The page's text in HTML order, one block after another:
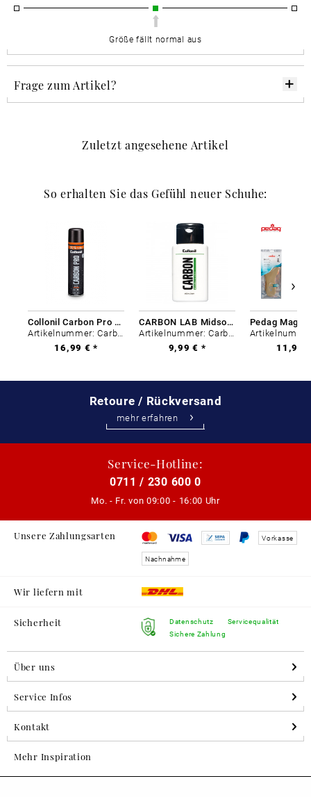
Größe fällt normal aus
Frage zum Artikel?
Zuletzt angesehene Artikel
So erhalten Sie das Gefühl neuer Schuhe:
Collonil Carbon Pro 400 ml
Artikelnummer: Carbon-0
16,99 € *
CARBON LAB Midsole Cleaner
Artikelnummer: Carbon-0
9,99 € *
11,99
Retoure / Rückversand
mehr erfahren
Service-Hotline:
0711 / 230 600 0
Mo. - Fr. von 09:00 - 16:00 Uhr
Unsere Zahlungsarten Vorkasse
Nachnahme
Wir liefern mit
Sicherheit
Datenschutz
Sichere Zahlung
Servicequalität
Über uns
Service Infos
Kontakt
Mehr Inspiration